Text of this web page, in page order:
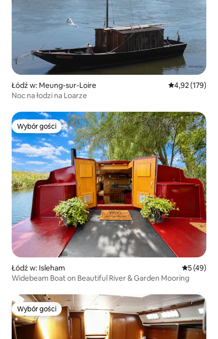
Łódź w: Meung-sur-Loire Średnia
4,92 (179)
Noc na łodzi na Loarze
Wybór gości
Wybór gości
Łódź w: Isleham Średnia
5 (49)
Widebeam Boat on Beautiful River & Garden Mooring
Wybór gości
Wybór gości